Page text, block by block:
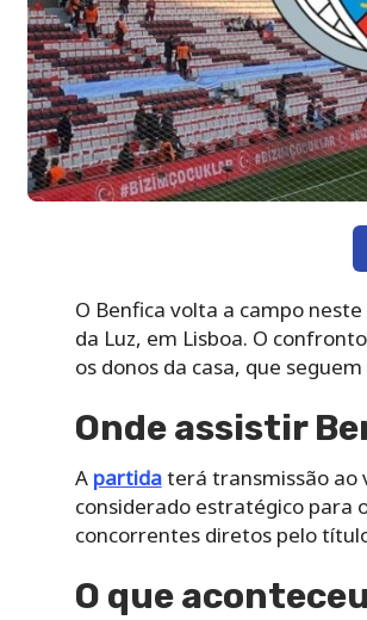
O Benfica volta a campo
da Luz, em Lisboa. O
os donos da casa, que
Onde assistir
A partidaterá transmissão ao
considerado estratégico para
concorrentes diretos pelo
O que